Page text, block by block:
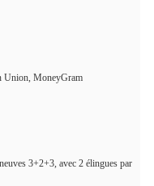
Union, MoneyGram
3+2+3, avec 2 élingues par